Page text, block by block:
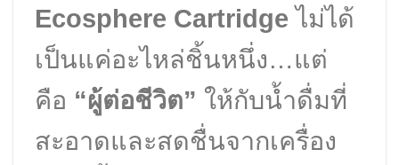
Ecosphere Cartridge ไม่ได้
เป็นแค่อะไหล่ชิ้นหนึ่ง…แต่
คือ “ผู้ต่อชีวิต” ให้กับน้ำดื่มที่
สะอาดและสดชื่นจากเครื่อง